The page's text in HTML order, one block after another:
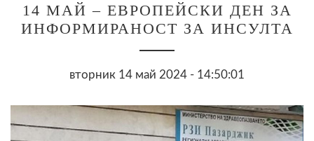
14 МАЙ – ЕВРОПЕЙСКИ ДЕН ЗА
ИНФОРМИРАНОСТ ЗА ИНСУЛТА
вторник 14 май 2024 - 14:50:01